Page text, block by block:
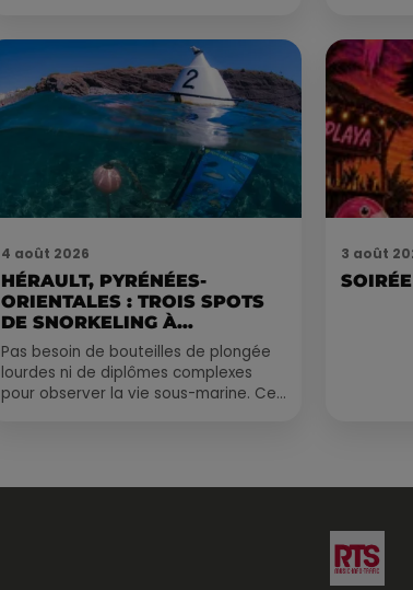
4 août 2026
HÉRAULT, PYRÉNÉES-
ORIENTALES : TROIS SPOTS
DE SNORKELING À
EXPLORER...
Pas besoin de bouteilles de plongée
lourdes ni de diplômes complexes
pour observer la vie sous-marine. Cet
3 août